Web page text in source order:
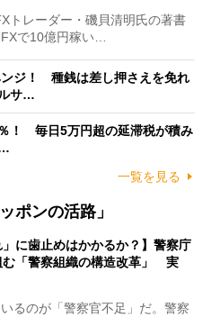
トレーダー・磯貝清明氏の著書
FXで10億円稼い…
ンジ！ 種銭は差し押さえを免れ
サ…
！ 毎日5万円超の延滞税が積み
一覧を見る
ポンの活路」
」に歯止めはかかるか？】警察庁
む「警察組織の構造改革」 実
るのが「警察官不足」だ。警察